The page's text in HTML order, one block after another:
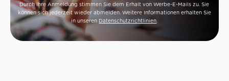
Durch Ihre Anmeldung stimmen Sie dem Erhalt von Werbe-E-Mails zu. Sie
können sich jederzeit wieder abmelden. Weitere Informationen erhalten Sie
in unseren Datenschutzrichtlinien